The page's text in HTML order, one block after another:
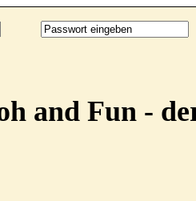
and Fun -